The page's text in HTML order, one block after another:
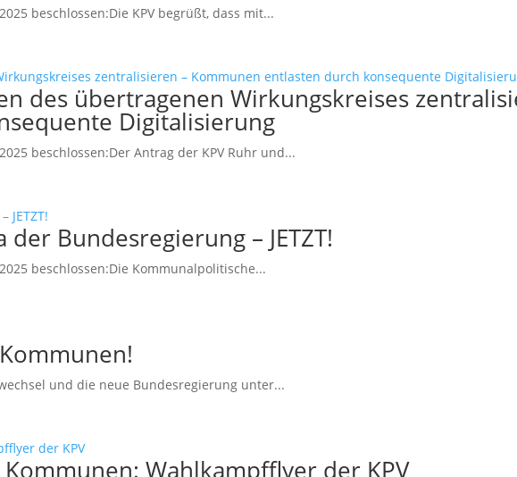
beschlossen:Die KPV begrüßt, dass mit...
des übertragenen Wirkungskreises
Digitalisierung
beschlossen:Der Antrag der KPV Ruhr und...
Bundesregierung – JETZT!
beschlossen:Die Kommunalpolitische...
und die neue Bundesregierung unter...
Wahlkampfflyer der KPV